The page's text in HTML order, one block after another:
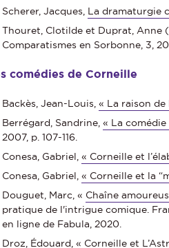
Scherer, Jacques, La dramaturgie
Thouret, Clotilde et Duprat, Anne
Comparatismes en Sorbonne, 3,
comédies de Corneille
​​​​​​Backès, Jean-Louis,« La raison
Berrégard, Sandrine,« La
2007, p. 107-116.
Conesa, Gabriel,« Corneille et
Conesa, Gabriel,« Corneille et la
Douguet, Marc, « Chaîne
pratique de l'intrigue comique.
en ligne de Fabula, 2020.
Droz, Édouard,« Corneille et